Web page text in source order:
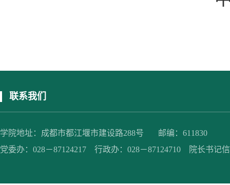
联系我们
学院地址：成都市都江堰市建设路288号 邮编：611830
党委办：028－87124217 行政办：028－87124710 院长书记信